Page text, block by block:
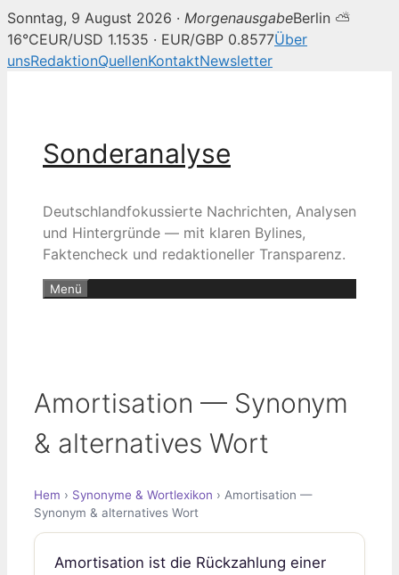
Sonntag, 9 August 2026 · MorgenausgabeBerlin ⛅
16°CEUR/USD 1.1535 · EUR/GBP 0.8577Über
unsRedaktionQuellenKontaktNewsletter
Sonderanalyse
Deutschlandfokussierte Nachrichten, Analysen
und Hintergründe — mit klaren Bylines,
Faktencheck und redaktioneller Transparenz.
Menü
Amortisation — Synonym
& alternatives Wort
Hem › Synonyme & Wortlexikon › Amortisation —
Synonym & alternatives Wort
Amortisation ist die Rückzahlung einer